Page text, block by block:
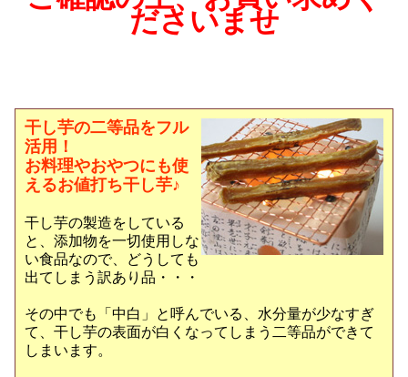
ださいませ
干し芋の二等品をフル
活用！
お料理やおやつにも使
えるお値打ち干し芋♪
干し芋の製造をしている
と、添加物を一切使用しな
い食品なので、どうしても
出てしまう訳あり品・・・
その中でも「中白」と呼んでいる、水分量が少なすぎ
て、干し芋の表面が白くなってしまう二等品ができて
しまいます。